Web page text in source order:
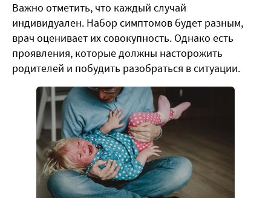
Важно отметить, что каждый случай
индивидуален. Набор симптомов будет разным,
врач оценивает их совокупность. Однако есть
проявления, которые должны насторожить
родителей и побудить разобраться в ситуации.